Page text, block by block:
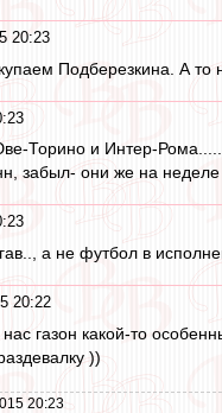
20:23
Подберезкина. А то
Торино и Интер-
забыл- они же на неделе
а не футбол в
20:22
газон какой-то
))
20:23